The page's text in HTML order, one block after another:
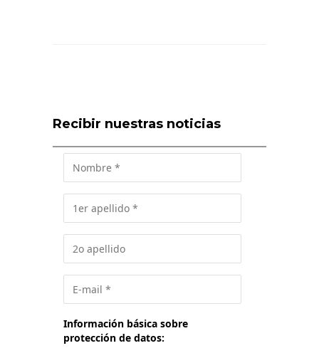
Recibir nuestras noticias
Información básica sobre
protección de datos: